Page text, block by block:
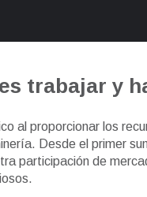
trabajar y
al proporcionar los
Desde el primer
participación de